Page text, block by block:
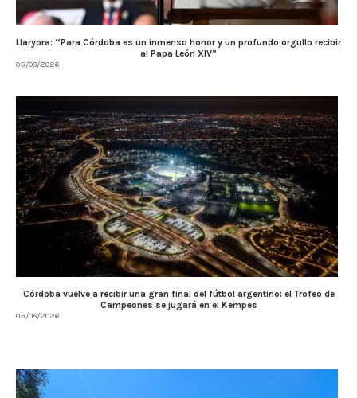
Llaryora: “Para Córdoba es un inmenso honor y un profundo orgullo recibir
al Papa León XIV”
05/08/2026
Córdoba vuelve a recibir una gran final del fútbol argentino: el Trofeo de
Campeones se jugará en el Kempes
05/08/2026